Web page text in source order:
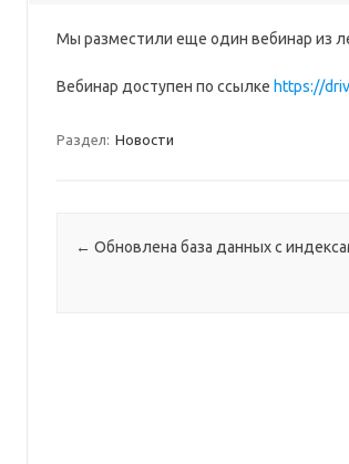
Мы разместили еще один вебинар из
Вебинар доступен по ссылке https://
Раздел: Новости
Навигация по записям
← Обновлена база данных с